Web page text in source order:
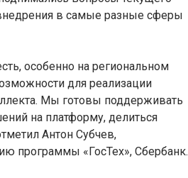
в самые разные сферы
особенно на региональном
для реализации
Мы готовы поддерживать
на платформу, делиться
Антон Субчев,
программы «ГосТех», Сбербанк.